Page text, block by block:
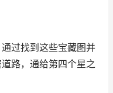
过找到这些宝藏图并
路，通给第四个星之